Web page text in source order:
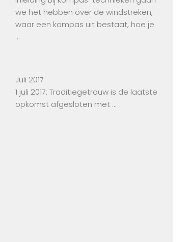
we het hebben over de windstreken,
waar een kompas uit bestaat, hoe je
…
Juli 2017
1 juli 2017: Traditiegetrouw is de laatste
opkomst afgesloten met …